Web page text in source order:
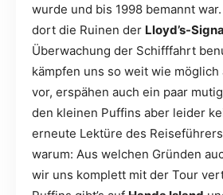
wurde und bis 1998 bemannt
dort die Ruinen der Lloyd’s-
Überwachung der Schifffahrt
kämpfen uns so weit wie möglich
vor, erspähen auch ein paar
den kleinen Puffins aber leider
erneute Lektüre des
warum: Aus welchen Gründen
wir uns komplett mit der Tour